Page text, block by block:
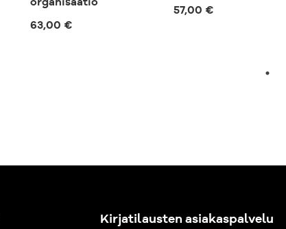
organisaatio
63,00 €
57,00 €
Kirjatilausten asiakaspalvelu